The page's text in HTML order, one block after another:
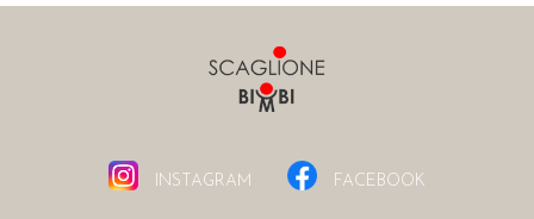
INSTAGRAM FACEBOOK